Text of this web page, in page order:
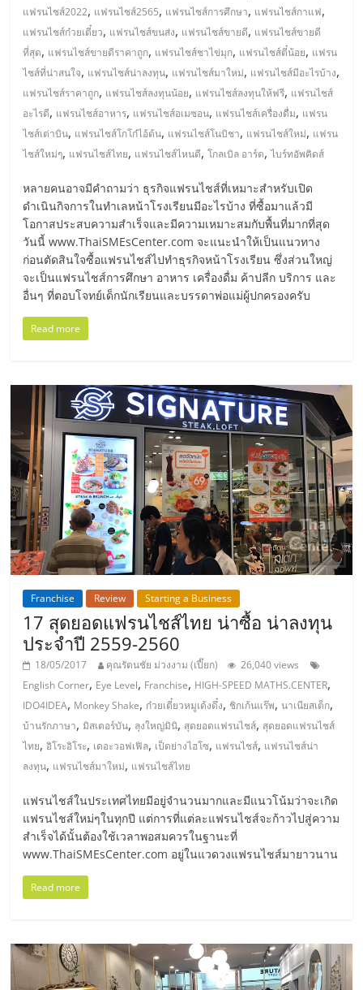
รวม
ข้อมูล
ธุรกิจ
SME
แห่ง
ประเทศไทย,
ThaiSMEsCenter,
รวม
มอี
ไทย,
SMEs,
แฟ
รน
ไชส์,
ไชส์,
รวม
แฟ
รน
ไชส์
ขาย
แฟ
รน
ไชส์
แฟ
ไชส์
ขาย
หน้า
บ้าน
ลงทุน
น้อย
คืน
ไว,
ปรึกษา
ลงทุน
สา
ขา
แฟ
แฟรนไชส์2022, แฟรนไชส์2565, แฟรนไชส์การศึกษา, แฟรนไชส์กาแฟ,
แฟรนไชส์ก๋วยเตี๋ยว, แฟรนไชส์ขนส่ง, แฟรนไชส์ขายดี, แฟรนไชส์ขายดี
ที่สุด, แฟรนไชส์ขายดีราคาถูก, แฟรนไชส์ชาไข่มุก, แฟรนไชส์ตี๋น้อย, แฟรน
ไชส์ที่น่าสนใจ, แฟรนไชส์น่าลงทุน, แฟรนไชส์มาใหม่, แฟรนไชส์มีอะไรบ้าง,
แฟรนไชส์ราคาถูก, แฟรนไชส์ลงทุนน้อย, แฟรนไชส์ลงทุนให้ฟรี, แฟรนไชส์
อะไรดี, แฟรนไชส์อาหาร, แฟรนไชส์อเมซอน, แฟรนไชส์เครื่องดื่ม, แฟรน
ไชส์เต่าบิน, แฟรนไชส์โกโก๋ไอ้ต้น, แฟรนไชส์โนบิชา, แฟรนไชส์ใหม่, แฟรน
ไชส์ใหม่ๆ, แฟรนไชส์ไทย, แฟรนไชส์ไหนดี,โกลเบิล อาร์ต,ไบร์ทอัพคิดส์
หลายคนอาจมีคำถามว่า ธุรกิจแฟรนไชส์ที่เหมาะสำหรับเปิด
ดำเนินกิจการในทำเลหน้าโรงเรียนมีอะไรบ้าง ที่ซื้อมาแล้วมี
โอกาสประสบความสำเร็จและมีความเหมาะสมกับพื้นที่มากที่สุด
วันนี้ www.ThaiSMEsCenter.com จะแนะนำให้เป็นแนวทาง
ก่อนตัดสินใจซื้อแฟรนไชส์ไปทำธุรกิจหน้าโรงเรียน ซึ่งส่วนใหญ่
จะเป็นแฟรนไชส์การศึกษา อาหาร เครื่องดื่ม ค้าปลีก บริการ และ
อื่นๆ ที่ตอบโจทย์เด็กนักเรียนและบรรดาพ่อแม่ผู้ปกครองครับ
Read more
Franchise Review Starting a Business
17 สุดยอดแฟรนไชส์ไทย น่าซื้อ น่าลงทุน
ประจำปี 2559-2560
18/05/2017 คุณรัตนชัย ม่วงงาม (เปี๊ยก)
26,040 views
English Corner, Eye Level, Franchise, HIGH-SPEED MATHS.CENTER,
IDO4IDEA, Monkey Shake, ก๋วยเตี๋ยวหมูเด้งดึ๋ง, ชิกเก้นแร๊พ,นาเนียสเต็ก,
บ้านรักภาษา,มิสเตอร์บัน, ลุงใหญ่มินิ, สุดยอดแฟรนไชส์, สุดยอดแฟรนไชส์
ไทย,อิโระอิโระ, เดอะวอฟเฟิล, เป็ดย่างไฮโซ, แฟรนไชส์, แฟรนไชส์น่า
ลงทุน, แฟรนไชส์มาใหม่, แฟรนไชส์ไทย
แฟรนไชส์ในประเทศไทยมีอยู่จำนวนมากและมีแนวโน้มว่าจะเกิด
แฟรนไชส์ใหม่ๆในทุกปี แต่การที่แต่ละแฟรนไชส์จะก้าวไปสู่ความ
สำเร็จได้นั้นต้องใช้เวลาพอสมควรในฐานะที่
www.ThaiSMEsCenter.com อยู่ในแวดวงแฟรนไชส์มายาวนาน
Read more